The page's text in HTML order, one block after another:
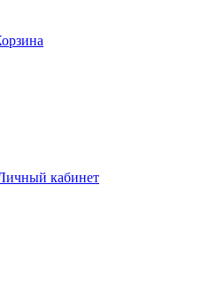
кабинет